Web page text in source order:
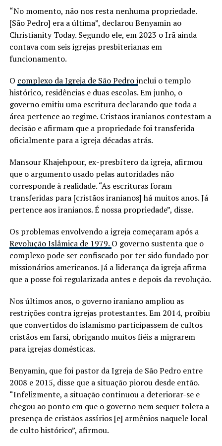
“No momento, não nos resta nenhuma propriedade.
[São Pedro] era a última”, declarou Benyamin ao
Christianity Today. Segundo ele, em 2023 o Irã ainda
contava com seis igrejas presbiterianas em
funcionamento.
O complexo da Igreja de São Pedro inclui o templo
histórico, residências e duas escolas. Em junho, o
governo emitiu uma escritura declarando que toda a
área pertence ao regime. Cristãos iranianos contestam a
decisão e afirmam que a propriedade foi transferida
oficialmente para a igreja décadas atrás.
Mansour Khajehpour, ex-presbítero da igreja, afirmou
que o argumento usado pelas autoridades não
corresponde à realidade. “As escrituras foram
transferidas para [cristãos iranianos] há muitos anos. Já
pertence aos iranianos. É nossa propriedade”, disse.
Os problemas envolvendo a igreja começaram após a
Revolução Islâmica de 1979. O governo sustenta que o
complexo pode ser confiscado por ter sido fundado por
missionários americanos. Já a liderança da igreja afirma
que a posse foi regularizada antes e depois da revolução.
Nos últimos anos, o governo iraniano ampliou as
restrições contra igrejas protestantes. Em 2014, proibiu
que convertidos do islamismo participassem de cultos
cristãos em farsi, obrigando muitos fiéis a migrarem
para igrejas domésticas.
Benyamin, que foi pastor da Igreja de São Pedro entre
2008 e 2015, disse que a situação piorou desde então.
“Infelizmente, a situação continuou a deteriorar-se e
chegou ao ponto em que o governo nem sequer tolera a
presença de cristãos assírios [e] armênios naquele local
de culto histórico”, afirmou.